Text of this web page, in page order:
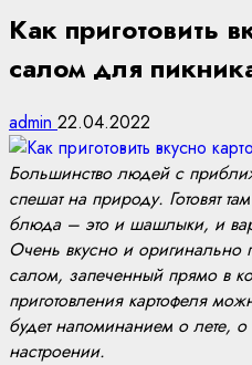
Как приготовить
салом для
admin 22.04.2022
Большинство людей с
спешат на природу. Готовят
блюда – это и шашлыки, и
Очень вкусно и оригинально
салом, запеченный прямо в
приготовления картофеля
будет напоминанием о лете,
настроении.